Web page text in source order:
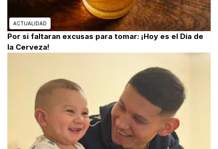
ACTUALIDAD
Por si faltaran excusas para tomar: ¡Hoy es el Día de
la Cerveza!